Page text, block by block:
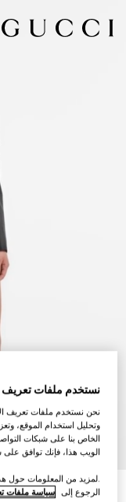
/
10
حقيبة كتف GG Marmont صغيرة
نستخدم ملفات تعريف
نحن نستخدم ملفات تعريف
وتحليل استخدام الموقع،
الخاص بنا على شبكات
الويب هذا، فإنك توافق
.لمزيد من المعلومات حول
الرجوع إلى سياسة ملفات